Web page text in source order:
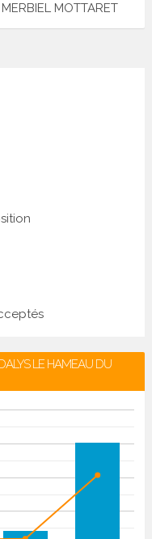
MOTTARET
LE HAMEAU DU